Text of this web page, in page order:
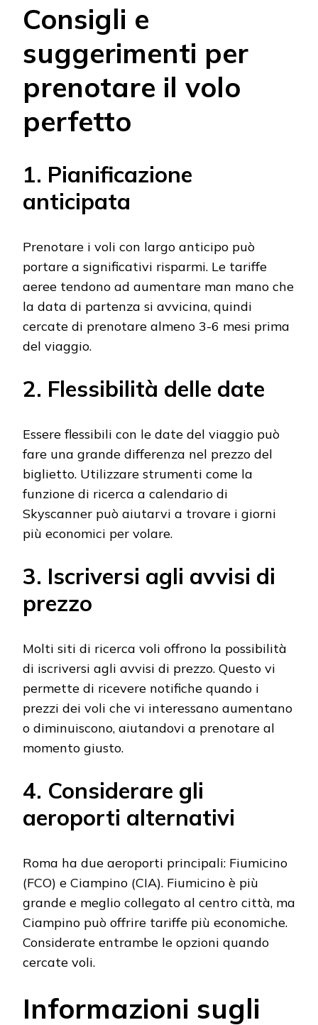
Consigli e
suggerimenti per
prenotare il volo
perfetto
1. Pianificazione
anticipata
Prenotare i voli con largo anticipo può
portare a significativi risparmi. Le tariffe
aeree tendono ad aumentare man mano che
la data di partenza si avvicina, quindi
cercate di prenotare almeno 3-6 mesi prima
del viaggio.
2. Flessibilità delle date
Essere flessibili con le date del viaggio può
fare una grande differenza nel prezzo del
biglietto. Utilizzare strumenti come la
funzione di ricerca a calendario di
Skyscanner può aiutarvi a trovare i giorni
più economici per volare.
3. Iscriversi agli avvisi di
prezzo
Molti siti di ricerca voli offrono la possibilità
di iscriversi agli avvisi di prezzo. Questo vi
permette di ricevere notifiche quando i
prezzi dei voli che vi interessano aumentano
o diminuiscono, aiutandovi a prenotare al
momento giusto.
4. Considerare gli
aeroporti alternativi
Roma ha due aeroporti principali: Fiumicino
(FCO) e Ciampino (CIA). Fiumicino è più
grande e meglio collegato al centro città, ma
Ciampino può offrire tariffe più economiche.
Considerate entrambe le opzioni quando
cercate voli.
Informazioni sugli